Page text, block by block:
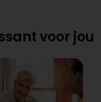
voor jou